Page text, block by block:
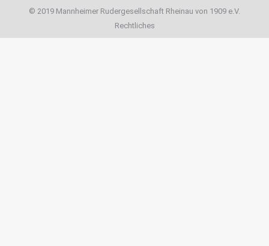
© 2019 Mannheimer Rudergesellschaft Rheinau von 1909 e.V.
Rechtliches